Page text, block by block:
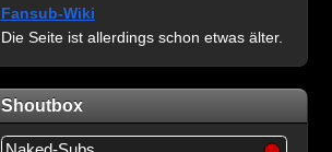
Fansub-Wiki
Die Seite ist allerdings schon etwas älter.
Shoutbox